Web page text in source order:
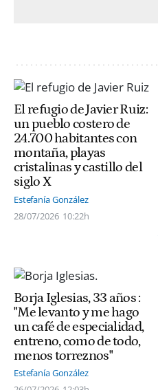
El refugio de Javier Ruiz:
un pueblo costero de
24.700 habitantes con
montaña, playas
cristalinas y castillo del
siglo X
Estefanía González
28/07/2026 10:22h
Borja Iglesias, 33 años :
"Me levanto y me hago
un café de especialidad,
entreno, como de todo,
menos torreznos"
Estefanía González